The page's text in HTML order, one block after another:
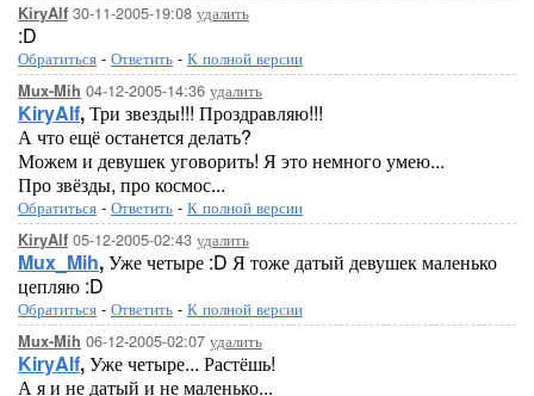
KiryAlf 30-11-2005-19:08 удалить
:D
Обратиться - Ответить - К полной версии
Mux-Mih 04-12-2005-14:36 удалить
KiryAlf,Три звезды!!! Проздравляю!!!
А что ещё останется делать?
Можем и девушек уговорить! Я это немного умею...
Про звёзды, про космос...
Обратиться - Ответить - К полной версии
KiryAlf 05-12-2005-02:43 удалить
Mux_Mih,Уже четыре :D Я тоже датый девушек маленько
цепляю :D
Обратиться - Ответить - К полной версии
Mux-Mih 06-12-2005-02:07 удалить
KiryAlf,Уже четыре... Растёшь!
А я и не датый и не маленько...